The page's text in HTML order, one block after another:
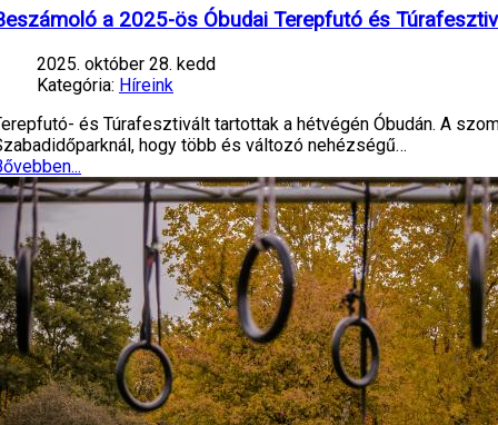
a 2025-ös Óbudai Terepfutó és
2025. október 28. kedd
Kategória: Híreink
és Túrafesztivált tartottak a hétvégén Óbudán. A
hogy több és változó nehézségű…